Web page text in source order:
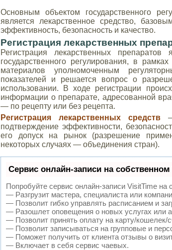
Основным объектом государственного
является лекарственное средство,
эффективность, безопасность и качество.
Регистрация лекарственных
Регистрация лекарственных
государственного регулирования, в
материалов уполномоченным
показателей и решается вопрос о
использовании. В ходе регистрации
информации о препарате, адресованной
— по рецепту или без рецепта.
Регистрация лекарственных средств
подтверждение эффективности,
его допуск на рынок (разрешение
некоторых случаях — объединения стран).
Сервис онлайн-записи на собственном
Попробуйте сервис онлайн-записи VisitTime на
— Разгрузит мастера, специалиста или
— Позволит гибко управлять расписанием и
— Разошлет оповещения о новых услугах или
— Позволит принять оплату на карту/кошелек/
— Позволит записываться на групповые и
— Поможет получить от клиента отзывы о
— Включает в себя сервис чаевых.